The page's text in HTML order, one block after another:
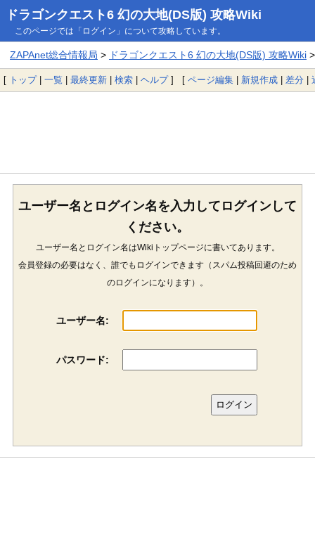
ドラゴンクエスト6 幻の大地(DS版) 攻略Wiki
このページでは「ログイン」について攻略しています。
ZAPAnet総合情報局 > ドラゴンクエスト6 幻の大地(DS版) 攻略Wiki>
[ トップ| 一覧 | 最終更新 | 検索 | ヘルプ] [ ページ編集 | 新規作成 | 差分 |
ユーザー名とログイン名を入力してログインして
ください。
ユーザー名とログイン名はWikiトップページに書いてあります。
会員登録の必要はなく、誰でもログインできます（スパム投稿回避のため
のログインになります）。
ユーザー名:
パスワード: